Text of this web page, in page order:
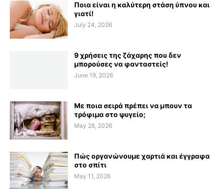
Ποια είναι η καλύτερη στάση ύπνου και
γιατί!
July 24, 2026
9 χρήσεις της ζάχαρης που δεν
μπορούσες να φανταστείς!
June 19, 2026
Με ποια σειρά πρέπει να μπουν τα
τρόφιμα στο ψυγείο;
May 28, 2026
Πώς οργανώνουμε χαρτιά και έγγραφα
στο σπίτι
May 11, 2026